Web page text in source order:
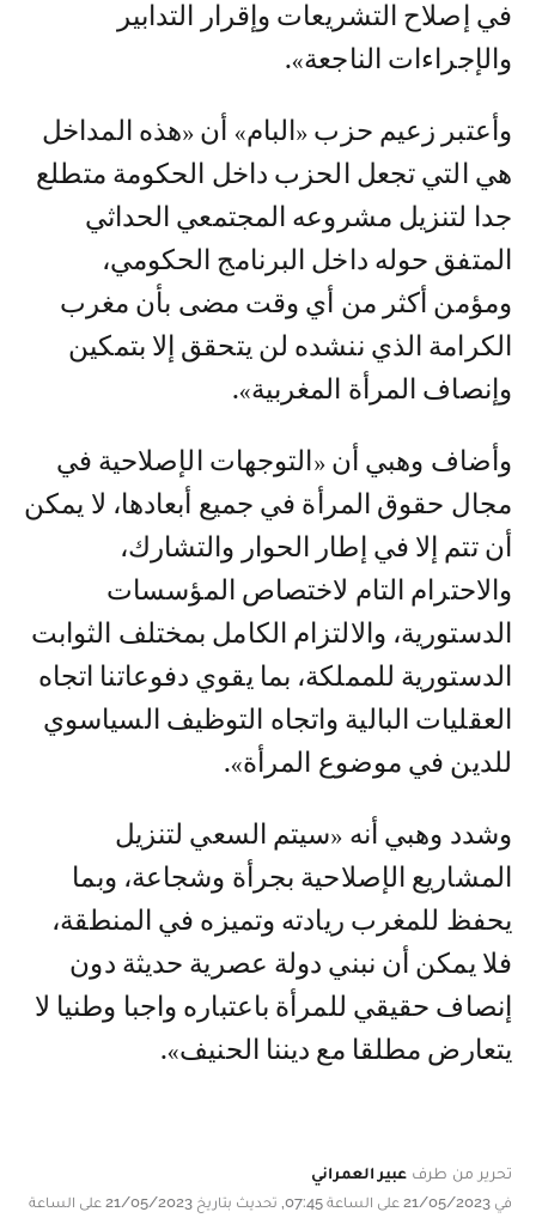
في إصلاح التشريعات وإقرار التدابير
والإجراءات الناجعة».
وأعتبر زعيم حزب «البام» أن «هذه المداخل
هي التي تجعل الحزب داخل الحكومة متطلع
جدا لتنزيل مشروعه المجتمعي الحداثي
المتفق حوله داخل البرنامج الحكومي،
ومؤمن أكثر من أي وقت مضى بأن مغرب
الكرامة الذي ننشده لن يتحقق إلا بتمكين
وإنصاف المرأة المغربية».
وأضاف وهبي أن «التوجهات الإصلاحية في
مجال حقوق المرأة في جميع أبعادها، لا يمكن
أن تتم إلا في إطار الحوار والتشارك،
والاحترام التام لاختصاص المؤسسات
الدستورية، والالتزام الكامل بمختلف الثوابت
الدستورية للمملكة، بما يقوي دفوعاتنا اتجاه
العقليات البالية واتجاه التوظيف السياسوي
للدين في موضوع المرأة».
وشدد وهبي أنه «سيتم السعي لتنزيل
المشاريع الإصلاحية بجرأة وشجاعة، وبما
يحفظ للمغرب ريادته وتميزه في المنطقة،
فلا يمكن أن نبني دولة عصرية حديثة دون
إنصاف حقيقي للمرأة باعتباره واجبا وطنيا لا
يتعارض مطلقا مع ديننا الحنيف».
تحرير من طرف عبير العمراني
في 21/05/2023 على الساعة 07:45, تحديث بتاريخ 21/05/2023 على الساعة